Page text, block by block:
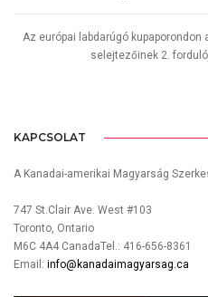
Az európai labdarúgó kupaporondon
selejtezőinek 2.
KAPCSOLAT
A Kanadai-amerikai Magyarság
747 St.Clair Ave. West #103
Toronto, Ontario
M6C 4A4 CanadaTel.: 416-656-8361
Email: info@kanadaimagyarsag.ca